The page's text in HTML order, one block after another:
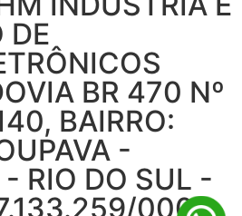
DE
BR 470 Nº
BAIRRO:
-
RIO DO SUL -
0001-